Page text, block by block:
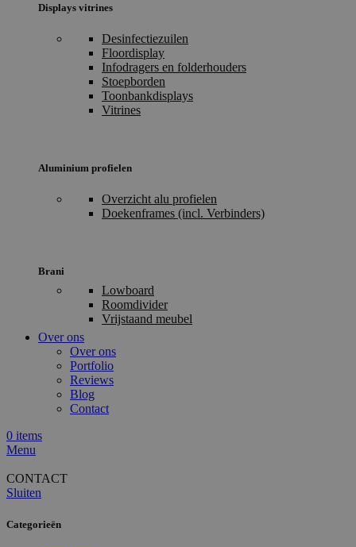
Displays vitrines
Desinfectiezuilen
Floordisplay
Infodragers en folderhouders
Stoepborden
Toonbankdisplays
Vitrines
Aluminium profielen
Overzicht alu profielen
Doekenframes (incl. Verbinders)
Brani
Lowboard
Roomdivider
Vrijstaand meubel
Over ons
Over ons
Portfolio
Reviews
Blog
Contact
0 items
Menu
CONTACT
Sluiten
Categorieën